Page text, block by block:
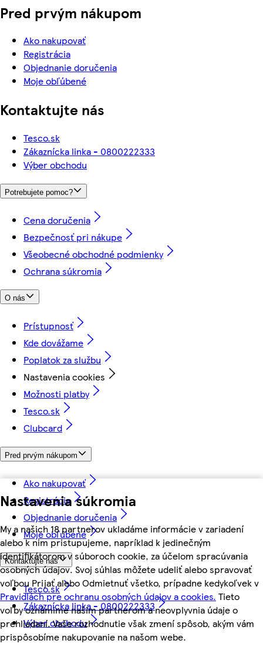
Nastavenia súkromia
My a našich 18 partnerov ukladáme informácie v zariadení
alebo k nim pristupujeme, napríklad k jedinečným
identifikátorom v súboroch cookie, za účelom spracúvania
osobných údajov. Svoj súhlas môžete udeliť alebo spravovať
voľbou Prijať alebo Odmietnuť všetko, prípadne kedykoľvek v
Pravidlách pre ochranu osobných údajov a cookies. Tieto
voľby oznámime našim partnerom a neovplyvnia údaje o
prehliadaní. Vaše rozhodnutie však zmení spôsob, akým vám
prispôsobíme nakupovanie na našom webe.
Pred prvým nákupom
Ako nakupovať
Registrácia
Objednanie doručenia
Moje obľúbené
Kontaktujte nás
Tesco.sk
Zákaznícka linka - 0800222333
Výber obchodu
Potrebujete pomoc?
Cena doručenia
Bezpečnosť pri nákupe
Všeobecné obchodné podmienky
Ochrana súkromia
O nás
Prístupnosť
Kde dovážame
Poplatok za službu
Nastavenia cookies
Možnosti platby
Tesco.sk
Clubcard
Pred prvým nákupom
Ako nakupovať
Registrácia
Objednanie doručenia
Moje obľúbené
Kontaktujte nás
Tesco.sk
Zákaznícka linka - 0800222333
Výber obchodu